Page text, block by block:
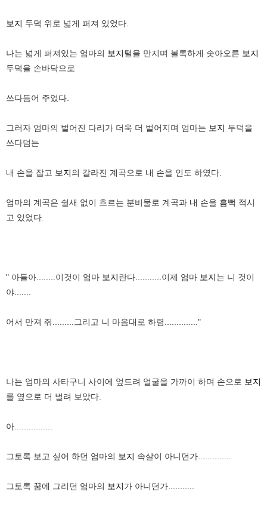
보지 두덕 위로 넓게 퍼져 있었다.
나는 넓게 퍼져있는 엄마의 보지털을 만지며 볼록하게 솟아오른 보지
두덕을 손바닥으로
쓰다듬어 주었다.
그러자 엄마의 벌어진 다리가 더욱 더 벌어지며 엄마는 보지 두덕을
쓰다덤는
내 손을 잡고 보지의 갈라진 계곡으로 내 손을 인도 하였다.
엄마의 계곡은 쉴새 없이 흐르는 분비물로 계곡과 내 손을 흠뻑 적시
고 있었다.
" 아들아........이것이 엄마 보지란다...........이제 엄마 보지는 니 것이
야.......
어서 만져 줘.........그리고 니 마음대로 하렴.............."
나는 엄마의 사타구니 사이에 엎드려 얼굴을 가까이 하며 손으로 보지
를 옆으로 더 벌려 보았다.
아................
그토록 보고 싶어 하던 엄마의 보지 속살이 아니던가..............
그토록 꿈에 그리던 엄마의 보지가 아니던가...........